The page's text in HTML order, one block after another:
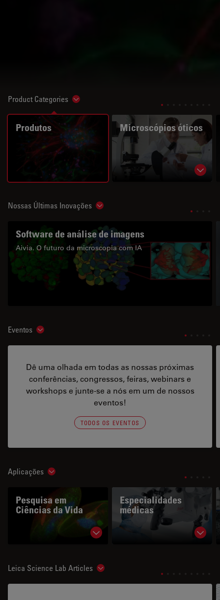
Product Categories Show subnavigation
Produtos Microscópios óticos
Nossas Últimas Inovações Show subnavigation
Software de análise de imagens
Aivia. O futuro da microscopia com IA
Eventos Show subnavigation
Dê uma olhada em todas as nossas próximas
conferências, congressos, feiras, webinars e
workshops e junte-se a nós em um de nossos
eventos!
TODOS OS EVENTOS
Aplicações Show subnavigation
Pesquisa em
Ciências da Vida
Show subnavigation
Especialidades
médicas
Leica Science Lab Articles Show subnavigation